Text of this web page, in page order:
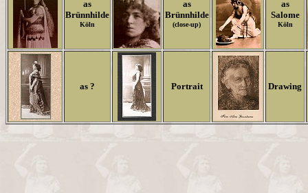
as
Brünnhilde
Köln
as
Brünnhilde
(close-up)
as
Salome
Köln
as ? Portrait Drawing